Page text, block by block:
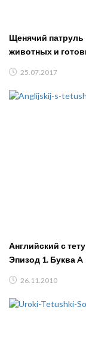
Щенячий
животных и
25.07.2017
Английский с
Эпизод 1. Буква A
26.11.2010